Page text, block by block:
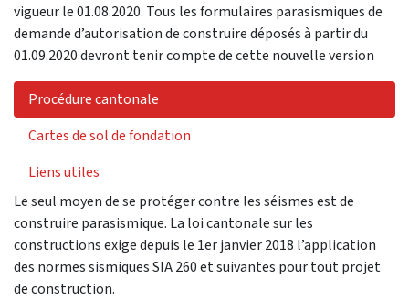
vigueur le 01.08.2020. Tous les formulaires parasismiques de
demande d’autorisation de construire déposés à partir du
01.09.2020 devront tenir compte de cette nouvelle version
Procédure cantonale
Cartes de sol de fondation
Liens utiles
Le seul moyen de se protéger contre les séismes est de
construire parasismique. La loi cantonale sur les
constructions exige depuis le 1er janvier 2018 l’application
des normes sismiques SIA 260 et suivantes pour tout projet
de construction.